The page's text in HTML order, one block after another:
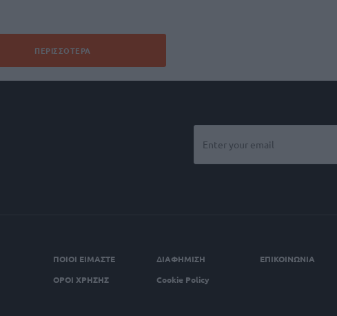
ΠΕΡΙΣΣΌΤΕΡΑ
ΠΟΙΟΙ ΕΙΜΑΣΤΕ ΔΙΑΦΗΜΙΣΗ
ΕΠΙΚΟΙΝΩΝΙΑ
ΟΡΟΙ ΧΡΗΣΗΣ
Cookie Policy